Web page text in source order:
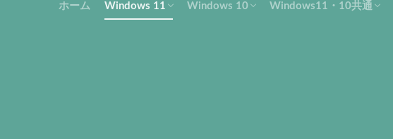
ホーム Windows 11 Windows 10 Windows11・10共通